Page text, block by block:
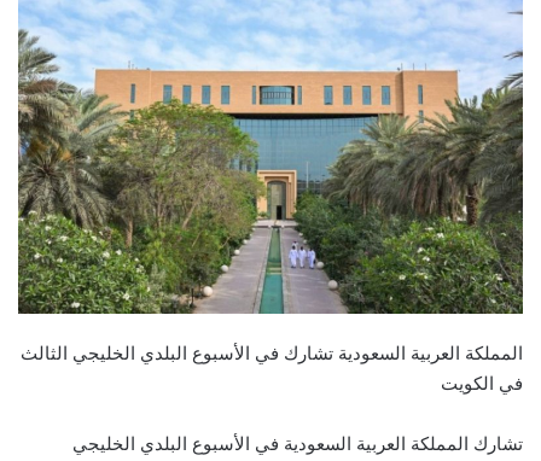
المملكة العربية السعودية تشارك في الأسبوع البلدي الخليجي الثالث
في الكويت
تشارك المملكة العربية السعودية في الأسبوع البلدي الخليجي